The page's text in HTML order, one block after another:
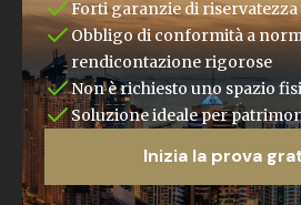
Forti garanzie di riservatezza
Obbligo di conformità a
rendicontazione rigorose
Non è richiesto uno spazio
Soluzione ideale per
Inizia la prova